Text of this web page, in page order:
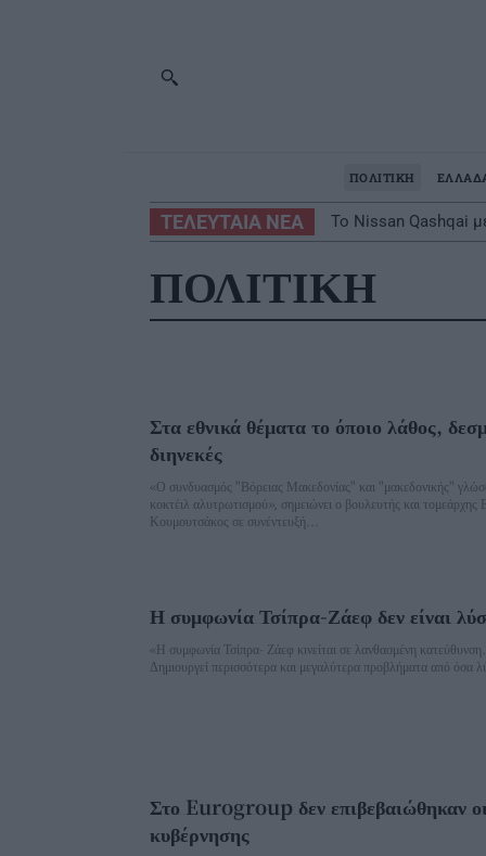
ΠΟΛΙΤΙΚΗ
ΤΕΛΕΥΤΑΙΑ ΝΕΑ Το Nissan Qashqai
Αποφεύγοντας 3
ΠΟΛΙΤΙΚΗ
Στα εθνικά θέματα το όποιο λάθος,
διηνεκές
«Ο συνδυασμός "Βόρειας Μακεδονίας" και "μακεδονικής"
κοκτέιλ αλυτρωτισμού», σημειώνει ο βουλευτής και
Κουμουτσάκος σε συνέντευξή...
Η συμφωνία Τσίπρα-Ζάεφ δεν είναι
«Η συμφωνία Τσίπρα- Ζάεφ κινείται σε λανθασμένη κατεύθυνση.
Δημιουργεί περισσότερα και μεγαλύτερα προβλήματα από όσα
Στο Eurogroup δεν επιβεβαιώθηκαν
κυβέρνησης